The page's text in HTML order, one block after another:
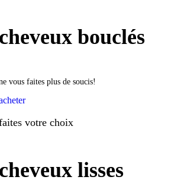
bouclés
vous faites plus de soucis!
votre choix
lisses